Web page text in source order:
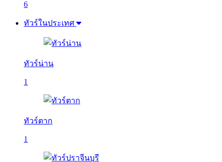
6
ทัวร์ในประเทศ
ทัวร์น่าน
1
ทัวร์ตาก
1